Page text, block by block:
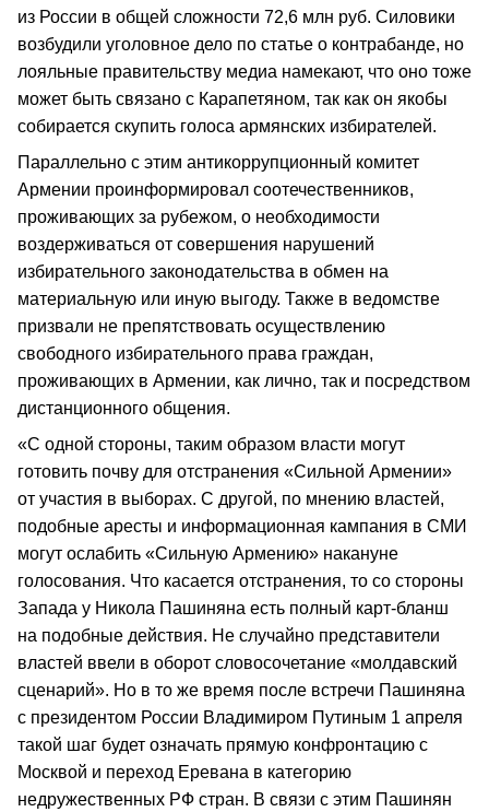
из России в общей сложности 72,6 млн руб. Силовики
возбудили уголовное дело по статье о контрабанде, но
лояльные правительству медиа намекают, что оно тоже
может быть связано с Карапетяном, так как он якобы
собирается скупить голоса армянских избирателей.
Параллельно с этим антикоррупционный комитет
Армении проинформировал соотечественников,
проживающих за рубежом, о необходимости
воздерживаться от совершения нарушений
избирательного законодательства в обмен на
материальную или иную выгоду. Также в ведомстве
призвали не препятствовать осуществлению
свободного избирательного права граждан,
проживающих в Армении, как лично, так и посредством
дистанционного общения.
«С одной стороны, таким образом власти могут
готовить почву для отстранения «Сильной Армении»
от участия в выборах. С другой, по мнению властей,
подобные аресты и информационная кампания в СМИ
могут ослабить «Сильную Армению» накануне
голосования. Что касается отстранения, то со стороны
Запада у Никола Пашиняна есть полный карт-бланш
на подобные действия. Не случайно представители
властей ввели в оборот словосочетание «молдавский
сценарий». Но в то же время после встречи Пашиняна
с президентом России Владимиром Путиным 1 апреля
такой шаг будет означать прямую конфронтацию с
Москвой и переход Еревана в категорию
недружественных РФ стран. В связи с этим Пашинян